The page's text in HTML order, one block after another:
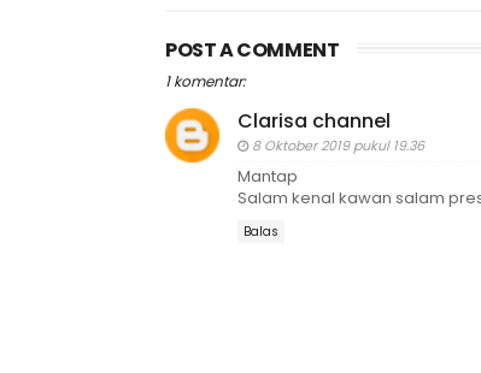
POST A COMMENT
1 komentar:
Clarisa channel
8 Oktober 2019 pukul 19.36
Mantap
Salam kenal kawan salam
Balas